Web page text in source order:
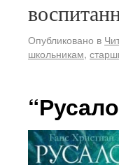
Опубликовано в
школьникам,